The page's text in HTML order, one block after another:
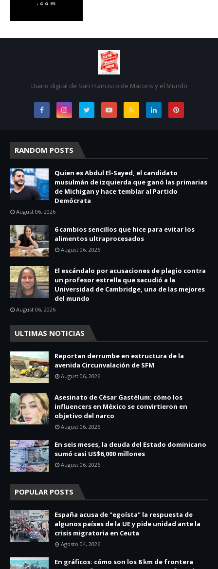
Diario digital de San Francisco de Macoris y el Mundo
RANDOM POSTS
Quien es Abdul El-Sayed, el candidato
musulmán de izquierda que ganó las primarias
de Michigan y hace temblar al Partido
Demócrata
August 06, 2026
6 cambios sencillos que hice para evitar los
alimentos ultraprocesados
August 06, 2026
El escándalo por acusaciones de plagio contra
un profesor estrella que sacudió a la
Universidad de Cambridge, una de las mejores
del mundo
August 06, 2026
ULTIMAS NOTICIAS
Reportan derrumbe en estructura de la
avenida Circunvalación de SFM
August 06, 2026
Asesinato de César Gastélum: cómo los
influencers en México se convirtieron en
objetivo del narco
August 06, 2026
En seis meses, la deuda del Estado dominicano
sumó casi US$6,000 millones
August 06, 2026
POPULAR POSTS
España acusa de "egoísta" la respuesta de
algunos países de la UE y pide unidad ante la
crisis migratoria en Ceuta
Agosto 04, 2026
En gráficos: cómo son los 8 km de frontera